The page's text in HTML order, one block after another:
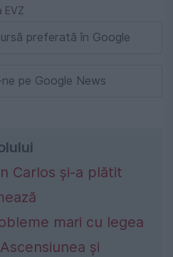
EVZ
preferată în Google
pe Google News
Carlos și-a plătit
mari cu legea
și